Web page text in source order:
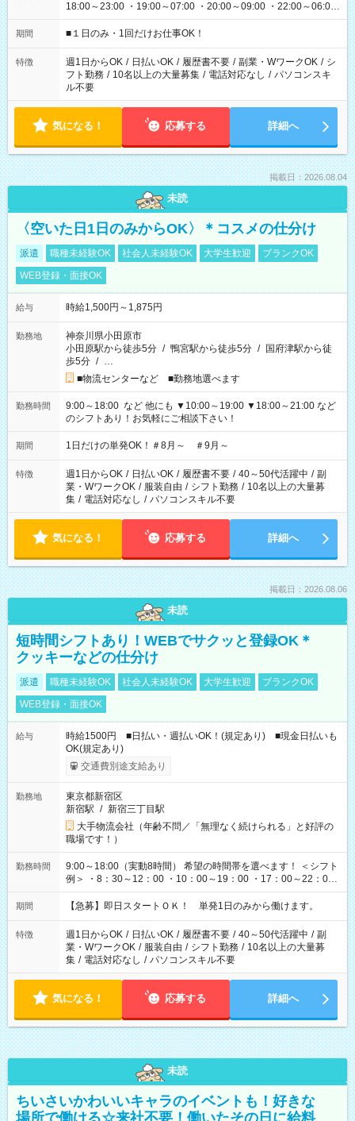
18:00～23:00 ・19:00～07:00 ・20:00～09:00 ・22:00～06:00
etc ★最短で3時間で5,120円のお仕事から 15時間で2万円近く稼
げるお仕事も！ ご希望のお時間に合わせてご紹介！ ※シフトは
ください！
期間 ■１日のみ・1回だけお仕事OK！
特徴 週1日からOK / 日払いOK / 履歴書不要 / 副業・WワークOK / シ
フト勤務 / 10名以上の大量募集 / 電話対応なし / パソコンスキ
ル不要
気になる！ 応募する 詳細へ
掲載日：2026.08.04
未読
〈空いた日1日のみからOK〉＊コスメの仕分け
派遣 職種未経験OK 社会人未経験OK 大学生歓迎
ブランクOK
WEB登録・面接OK
給与 時給1,500円～1,875円
勤務地
神奈川県小田原市
小田原駅から徒歩5分 / 鴨宮駅から徒歩5分 / 国府津駅から徒
歩5分 / …
■物流センターなど ■勤務地選べます
勤務時間
9:00～18:00 など 他にも ▼10:00～19:00 ▼18:00～21:00 など
のシフトあり！お気軽にご相談下さい！
期間 1日だけの単発OK！＃8月～ ＃9月～
特徴 週1日からOK / 日払いOK / 履歴書不要 / 40～50代活躍中 / 副
業・WワークOK / 服装自由 / シフト勤務 / 10名以上の大量募
集 / 電話対応なし / パソコンスキル不要
気になる！ 応募する 詳細へ
掲載日：2026.08.06
未読
短時間シフトあり！WEBでサクッと登録OK＊
クッキーなどの仕分け
派遣 職種未経験OK 社会人未経験OK 大学生歓迎
ブランクOK
WEB登録・面接OK
給与
時給1500円 ■日払い・週払いOK！(規定あり) ■現金日払いも
OK(規定あり)
交通費別途支給あり
勤務地
東京都新宿区
新宿駅 / 新宿三丁目駅
大手物流会社（年齢不問／「無理なく続けられる」と好評の
職場です！）
勤務時間
9:00～18:00（実動8時間） 希望の時間帯を選べます！ ＜シフト
例＞ ・8：30～12：00 ・10：00～19：00 ・17：00～22：00
・13：00～22：00 ・22：00～翌6：00 など
期間 【急募】即日スタートＯＫ！ 単発1日のみから働けます。
特徴 週1日からOK / 日払いOK / 履歴書不要 / 40～50代活躍中 / 副
業・WワークOK / 服装自由 / シフト勤務 / 10名以上の大量募
集 / 電話対応なし / パソコンスキル不要
気になる！ 応募する 詳細へ
未読
ちいさいかわいいキャラのイベントも！好きな
場所で働ける☆来社不要！働いたその日に給料